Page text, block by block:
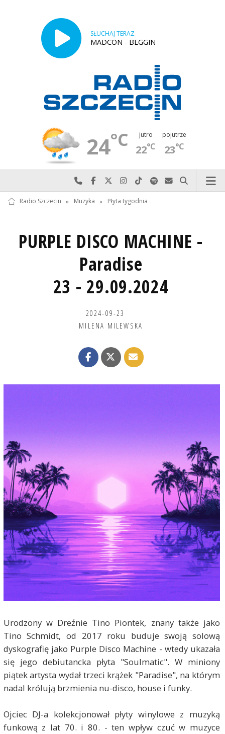
SŁUCHAJ TERAZ
MADCON - BEGGIN
24°C jutro
22°C
pojutrze
23°C
Najlepiej po prostu do nas zadzwoń
Odwiedź nas na Facebook-u
Odwiedź nas na X
Odwiedź nas na Instagram-ie
Odwiedź nas na TikTok-u
Szukaj nas na Spotify
Wyślij do nas
Szukaj
Radio Szczecin » Muzyka » Płyta tygodnia
PURPLE DISCO MACHINE -
Paradise
23 - 29.09.2024
2024-09-23
MILENA MILEWSKA
Urodzony w Dreźnie Tino Piontek, znany także jako
Tino Schmidt, od 2017 roku buduje swoją solową
dyskografię jako Purple Disco Machine - wtedy ukazała
się jego debiutancka płyta "Soulmatic". W miniony
piątek artysta wydał trzeci krążek "Paradise", na którym
nadal królują brzmienia nu-disco, house i funky.
Ojciec DJ-a kolekcjonował płyty winylowe z muzyką
funkową z lat 70. i 80. - ten wpływ czuć w muzyce